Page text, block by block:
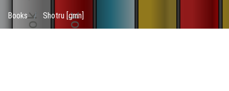
Books / Shotru [gmn]